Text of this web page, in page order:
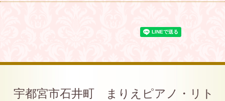
宇都宮市石井町 まりえピアノ・リト